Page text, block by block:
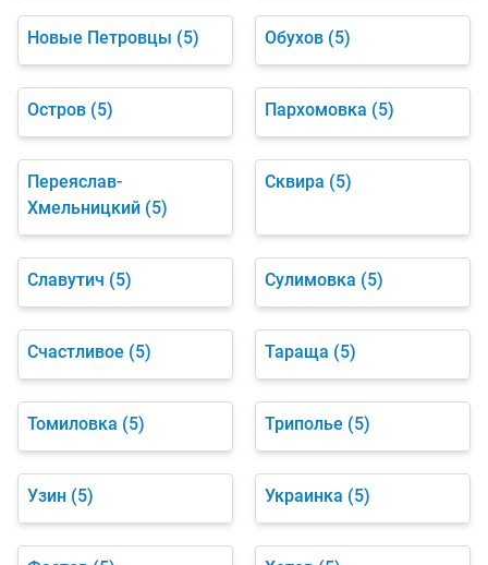
Новые Петровцы (5) Обухов (5)
Остров (5) Пархомовка (5)
Переяслав-
Хмельницкий (5)
Сквира (5)
Славутич (5) Сулимовка (5)
Счастливое (5) Тараща (5)
Томиловка (5) Триполье (5)
Узин (5) Украинка (5)